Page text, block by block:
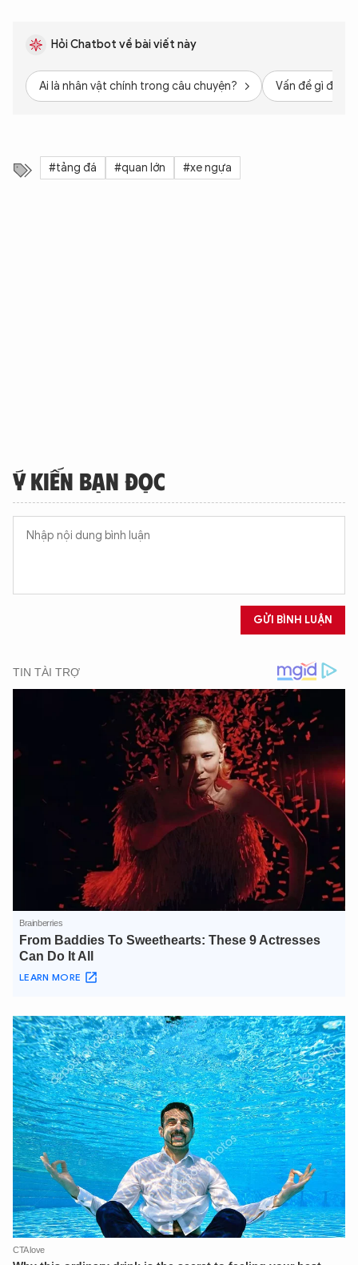
Hỏi Chatbot về bài viết này
Ai là nhân vật chính trong câu chuyện? Vấn đề gì
#tảng đá #quan lớn #xe ngựa
Ý KIẾN BẠN ĐỌC
GỬI BÌNH LUẬN